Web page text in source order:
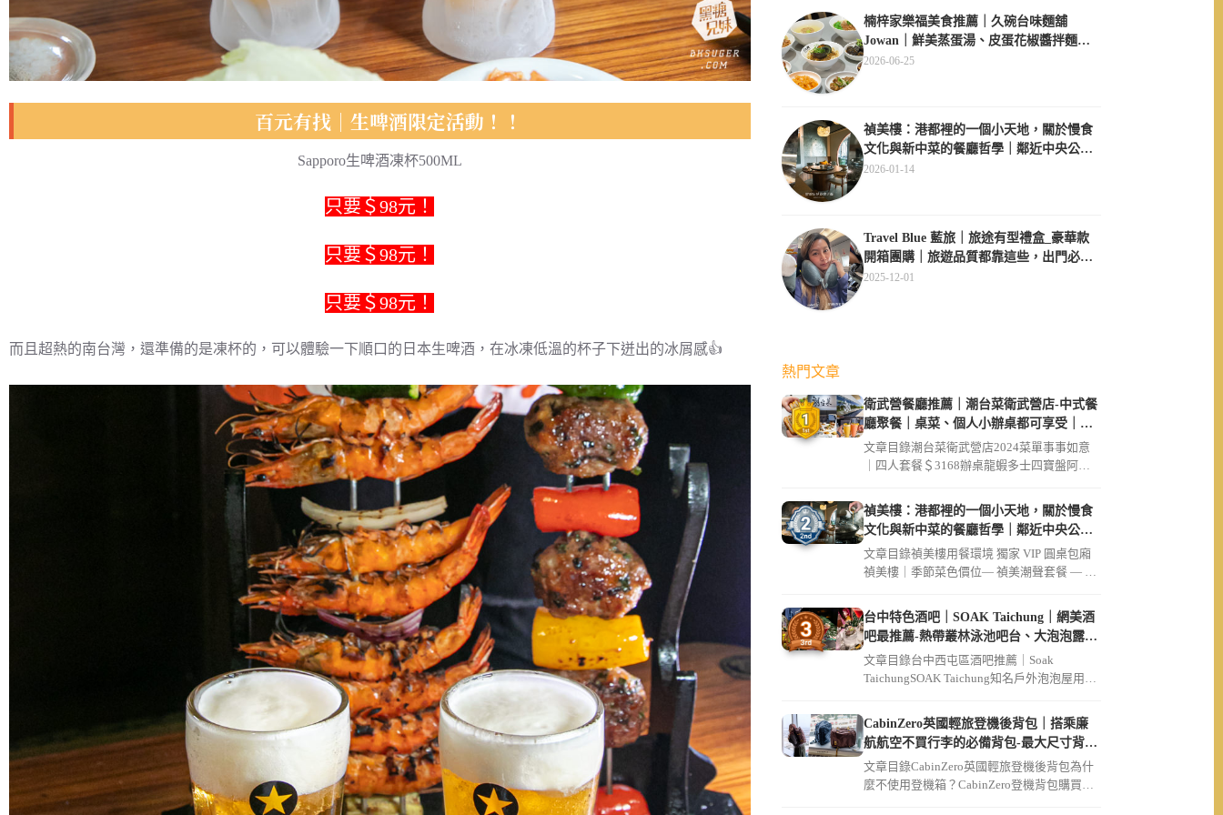
百元有找｜生啤酒限定活動！！
Sapporo生啤酒凍杯500ML
只要＄98元！
只要＄98元！
只要＄98元！
而且超熱的南台灣，還準備的是凍杯的，可以體驗一下順口的日本生啤酒，在冰凍低溫的杯子下迸出的冰屑感👍
楠梓家樂福美食推薦｜久碗台味麵舖
Jowan｜鮮美蒸蛋湯、皮蛋花椒醬拌麵必
點、午間用餐不休息超方便
2026-06-25
禎美樓：港都裡的一個小天地，關於慢食
文化與新中菜的餐廳哲學｜鄰近中央公
園、大同醫院
2026-01-14
Travel Blue 藍旅｜旅途有型禮盒_豪華款
開箱團購｜旅遊品質都靠這些，出門必備
四件套
2025-12-01
熱門文章
衛武營餐廳推薦｜潮台菜衛武營店-中式餐
廳聚餐｜桌菜、個人小辦桌都可享受｜破
菜姐妹店
文章目錄潮台菜衛武營店2024菜單事事如意
｜四人套餐＄3168辦桌龍蝦多士四寶盤阿公
禎美樓：港都裡的一個小天地，關於慢食
文化與新中菜的餐廳哲學｜鄰近中央公
園、大同醫院
文章目錄禎美樓用餐環境 獨家 VIP 圓桌包廂
禎美樓｜季節菜色價位— 禎美潮聲套餐 — 迎
台中特色酒吧｜SOAK Taichung｜網美酒
吧最推薦-熱帶叢林泳池吧台、大泡泡露天
草皮座位區
文章目錄台中西屯區酒吧推薦｜Soak
TaichungSOAK Taichung知名戶外泡泡屋用餐
CabinZero英國輕旅登機後背包｜搭乘廉
航航空不買行李的必備背包-最大尺寸背包
36L軍用款、44L登機開箱｜可放筆電
文章目錄CabinZero英國輕旅登機後背包為什
麼不使用登機箱？CabinZero登機背包購買連